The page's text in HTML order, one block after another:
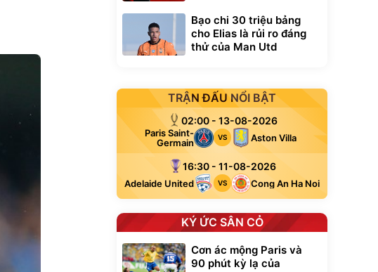
Bạo chi 30 triệu bảng
cho Elias là rủi ro đáng
thử của Man Utd
TRẬN ĐẤU NỔI BẬT
02:00 - 13-08-2026
Paris Saint-
Germain
VS Aston Villa
16:30 - 11-08-2026
Adelaide United VS Cong An Ha Noi
KÝ ỨC SÂN CỎ
Cơn ác mộng Paris và
90 phút kỳ lạ của